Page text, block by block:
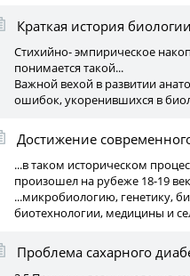
Краткая история
Стихийно- эмпирическое
понимается такой...
Важной вехой в развитии
ошибок, укоренившихся в
Достижение
...в таком историческом
произошел на рубеже 18-19
...микробиологию, генетику,
биотехнологии, медицины и
Проблема сахарного